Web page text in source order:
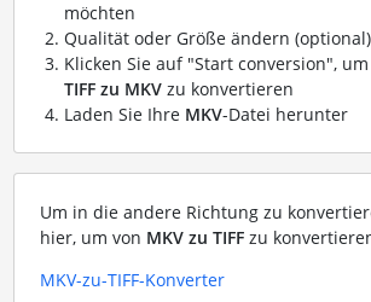
möchten
Qualität oder Größe ändern (optional)
Klicken Sie auf "Start conversion",
TIFF zu MKVzu konvertieren
Laden Sie Ihre MKV-Datei herunter
Um in die andere Richtung zu
hier, um von MKV zu TIFFzu
MKV-zu-TIFF-Konverter